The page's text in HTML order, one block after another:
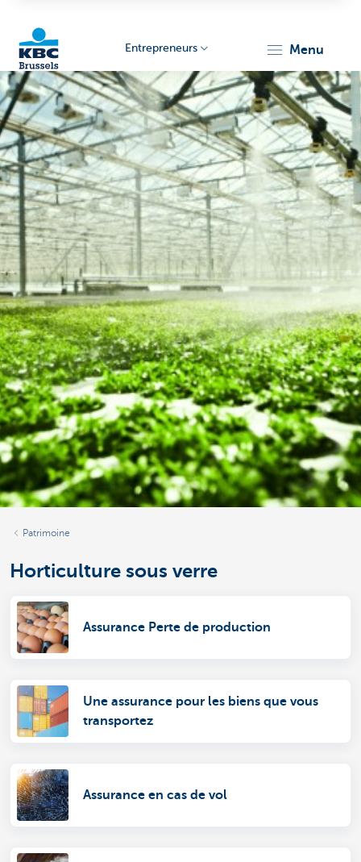
KBC
Entrepreneurs
Entrepreneurs menu
Patrimoine
Horticulture sous verre
Assurance Perte de production
Une assurance pour les biens que vous
transportez
Assurance en cas de vol